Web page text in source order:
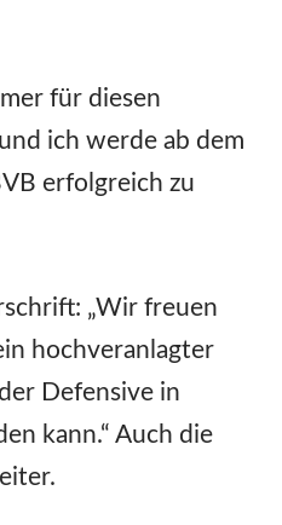
für diesen
ich werde ab dem
erfolgreich zu
„Wir freuen
hochveranlagter
Defensive in
kann.“ Auch die